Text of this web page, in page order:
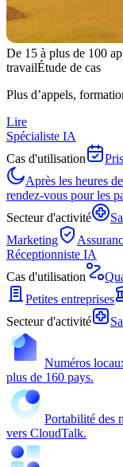
De 15 à plus de 100
travailÉtude de cas
Plus d’appels,
Lire
Spécialiste IA
Cas d'utilisation
Après les heures
rendez-vous pour les
Secteur d'activité
Marketing
Réceptionniste IA
Cas d'utilisation
Petites entreprises
Secteur d'activité
Numéros
plus de 160 pays.
Portabilité des
vers CloudTalk.